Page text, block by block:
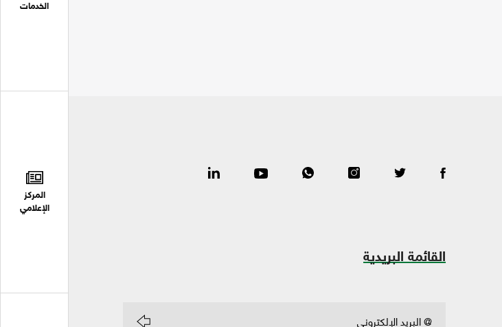
الخدمات
المركز
الإعلامي
القائمة البريدية